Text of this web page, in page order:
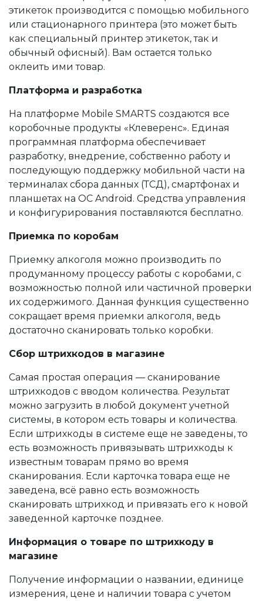
этикеток производится с помощью мобильного
или стационарного принтера (это может быть
как специальный принтер этикеток, так и
обычный офисный). Вам остается только
оклеить ими товар.
Платформа и разработка
На платформе Mobile SMARTS создаются все
коробочные продукты «Клеверенс». Единая
программная платформа обеспечивает
разработку, внедрение, собственно работу и
последующую поддержку мобильной части на
терминалах сбора данных (ТСД), смартфонах и
планшетах на ОС Android. Средства управления
и конфигурирования поставляются бесплатно.
Приемка по коробам
Приемку алкоголя можно производить по
продуманному процессу работы с коробами, с
возможностью полной или частичной проверки
их содержимого. Данная функция существенно
сокращает время приемки алкоголя, ведь
достаточно сканировать только коробки.
Сбор штрихкодов в магазине
Самая простая операция — сканирование
штрихкодов с вводом количества. Результат
можно загрузить в любой документ учетной
системы, в котором есть товары и количества.
Если штрихкоды в системе еще не заведены, то
есть возможность привязывать штрихкоды к
известным товарам прямо во время
сканирования. Если карточка товара еще не
заведена, всё равно есть возможность
сканировать штрихкод и привязать его к новой
заведенной карточке позднее.
Информация о товаре по штрихкоду в
магазине
Получение информации о названии, единице
измерения, цене и наличии товара с учетом